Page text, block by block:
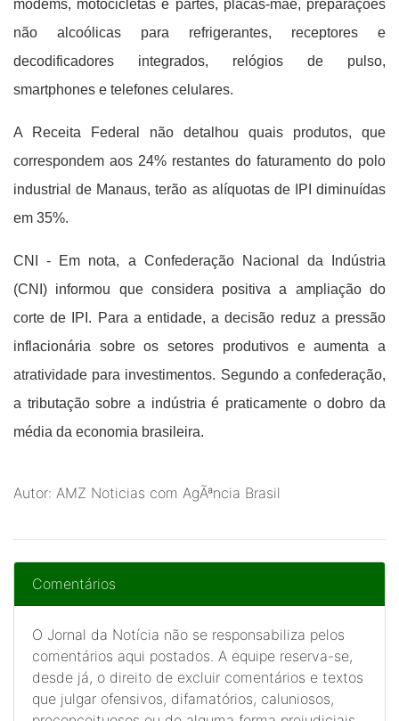
modems, motocicletas e partes, placas-mãe, preparações
não alcoólicas para refrigerantes, receptores e
decodificadores integrados, relógios de pulso,
smartphones e telefones celulares.
A Receita Federal não detalhou quais produtos, que
correspondem aos 24% restantes do faturamento do polo
industrial de Manaus, terão as alíquotas de IPI diminuídas
em 35%.
CNI - Em nota, a Confederação Nacional da Indústria
(CNI) informou que considera positiva a ampliação do
corte de IPI. Para a entidade, a decisão reduz a pressão
inflacionária sobre os setores produtivos e aumenta a
atratividade para investimentos. Segundo a confederação,
a tributação sobre a indústria é praticamente o dobro da
média da economia brasileira.
Autor: AMZ Noticias com AgÃªncia Brasil
Comentários
O Jornal da Notícia não se responsabiliza pelos
comentários aqui postados. A equipe reserva-se,
desde já, o direito de excluir comentários e textos
que julgar ofensivos, difamatórios, caluniosos,